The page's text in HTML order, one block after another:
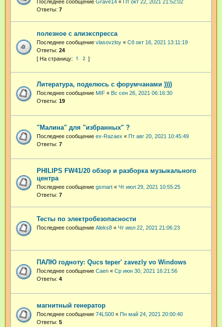
Последнее сообщение Grave14 «
Пт окт 22, 2021 21:52:02
Ответы: 7
полезное с алиэкспресса
Последнее сообщение vlasovzloy « Сб окт 16, 2021 13:11:19
Ответы: 24
1 2
Литература, поделюсь с форумчанами ))))
Последнее сообщение MIF « Вс сен 26, 2021 06:16:30
Ответы: 19
"Малина" для "избранных" ?
Последнее сообщение ex-Razaex « Пт авг 20, 2021 10:45:49
Ответы: 7
PHILIPS FW41/20 обзор и разборка музыкального
центра
Последнее сообщение gsmart « Чт июл 29, 2021 10:55:25
Ответы: 7
Тесты по электробезопасности
Последнее сообщение Aleks8 « Чт июл 22, 2021 21:06:23
ПАЛЮ годноту: Qucs teper' zavezly vo Windows
Последнее сообщение Caen « Ср июн 30, 2021 16:21:56
Ответы: 4
магнитный генератор
Последнее сообщение 74LS00 « Пн май 24, 2021 20:00:40
Ответы: 5